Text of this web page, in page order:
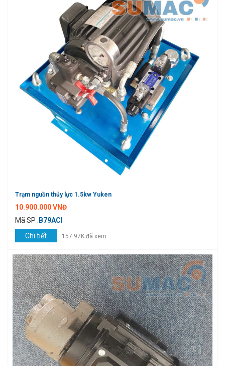
Trạm nguồn thủy lực 1.5kw Yuken
10.900.000 VNĐ
Mã SP : B79ACI
Chi tiết
157.97K đã xem